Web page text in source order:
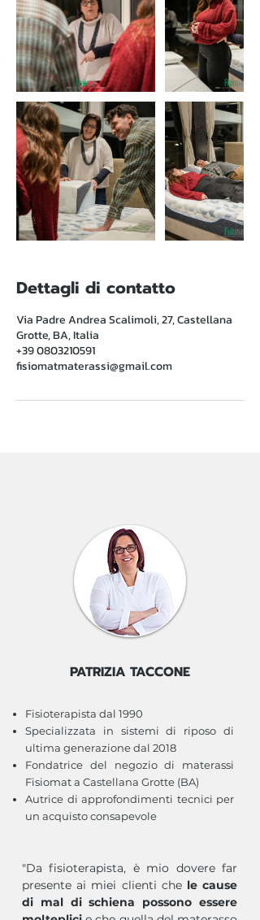
Dettagli di contatto
Via Padre Andrea Scalimoli, 27, Castellana
Grotte, BA, Italia
+39 0803210591
fisiomatmaterassi@gmail.com
PATRIZIA TACCONE
Fisioterapista dal 1990
Specializzata in sistemi di riposo di
ultima generazione dal 2018
Fondatrice del negozio di materassi
Fisiomat a Castellana Grotte (BA)
Autrice di approfondimenti tecnici per
un acquisto consapevole
"Da fisioterapista, è mio dovere far
presente ai miei clienti che le cause
di mal di schiena possono essere